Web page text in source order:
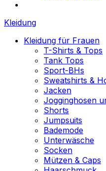
Kleidung
Kleidung für Frauen
T-Shirts & Tops
Tank Tops
Sport-BHs
Sweatshirts &
Jacken
Jogginghosen
Shorts
Jumpsuits
Bademode
Unterwäsche
Socken
Mützen & Caps